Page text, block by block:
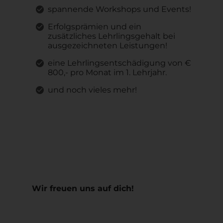
spannende Workshops und Events!
Erfolgsprämien und ein
zusätzliches Lehrlingsgehalt bei
ausgezeichneten Leistungen!
eine Lehrlingsentschädigung von €
800,- pro Monat im 1. Lehrjahr.
und noch vieles mehr!
Wir freuen uns auf dich!